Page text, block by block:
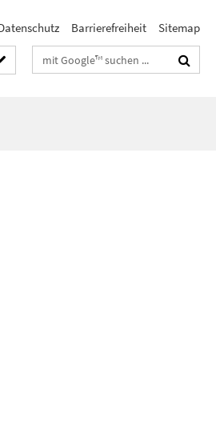
Barrierefreiheit Sitemap
Suchbegriffe